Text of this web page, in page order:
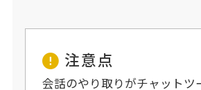
注意点
会話のやり取りがチャットツ